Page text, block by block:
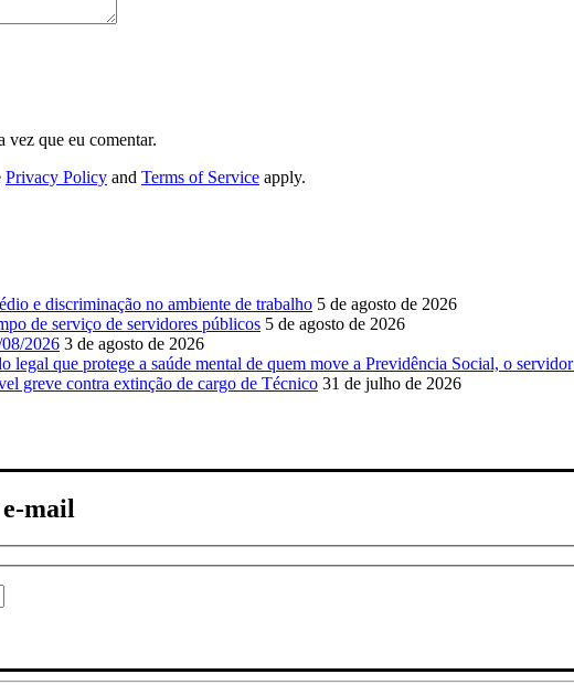
vez que eu comentar.
Privacy Policy and Terms of Service apply.
e discriminação no ambiente de trabalho 5 de agosto de 2026
de serviço de servidores públicos 5 de agosto de 2026
2026 3 de agosto de 2026
que protege a saúde mental de quem move a Previdência Social, o
greve contra extinção de cargo de Técnico 31 de julho de 2026
mail